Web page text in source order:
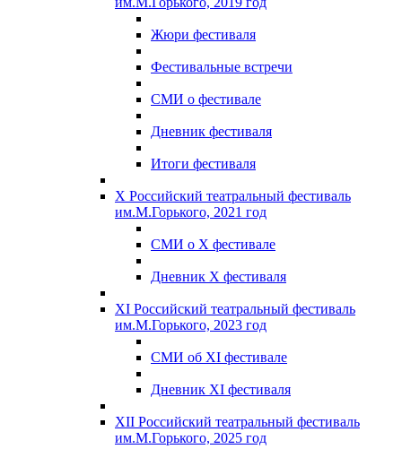
Жюри фестиваля
Фестивальные встречи
СМИ о фестивале
Дневник фестиваля
Итоги фестиваля
X Российский театральный фестиваль
им.М.Горького, 2021 год
СМИ о X фестивале
Дневник X фестиваля
XI Российский театральный фестиваль
им.М.Горького, 2023 год
СМИ об XI фестивале
Дневник XI фестиваля
XII Российский театральный фестиваль
им.М.Горького, 2025 год